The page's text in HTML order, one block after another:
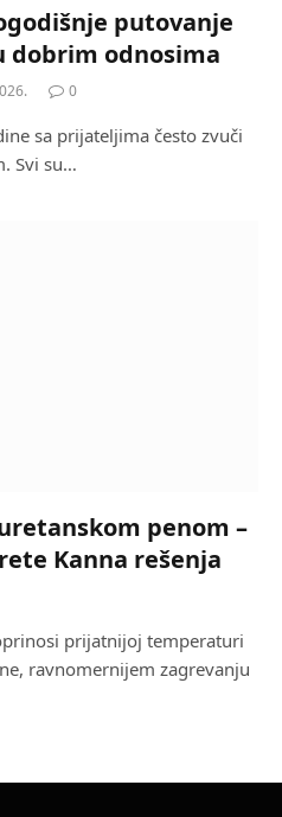
putovanje
dobrim odnosima
0
sa prijateljima često zvuči
Svi su…
penom –
Kanna rešenja
prijatnijoj temperaturi
ravnomernijem zagrevanju